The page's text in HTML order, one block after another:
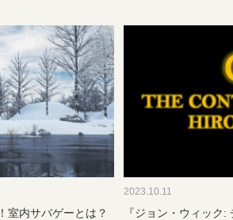
室内サバゲーとは？
2023.10.11
『ジョン・ウィック